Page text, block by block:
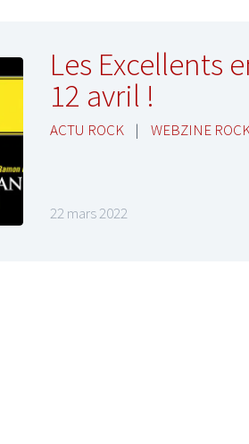
Les Excellents
12 avril !
ACTU ROCK | WEBZINE
22 mars 2022